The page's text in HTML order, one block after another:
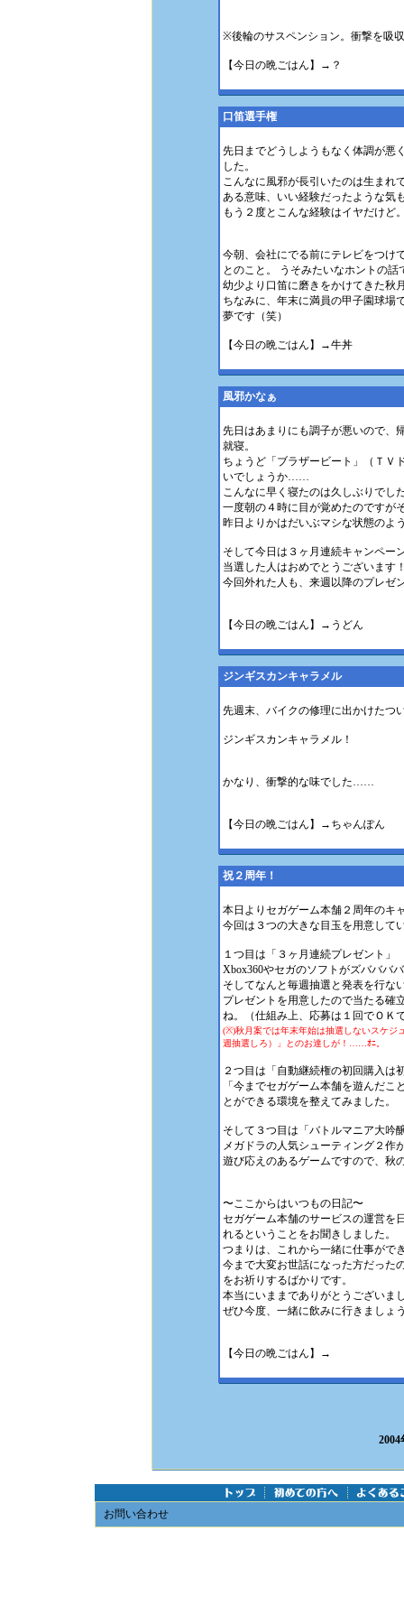
※後輪のサスペンション。衝撃を吸
【今日の晩ごはん】→？
口笛選手権
先日までどうしようもなく体調が悪
した。
こんなに風邪が長引いたのは生ま
ある意味、いい経験だったような気
もう２度とこんな経験はイヤだけど
今朝、会社にでる前にテレビをつけ
とのこと。 うそみたいなホントの話
幼少より口笛に磨きをかけてきた
ちなみに、年末に満員の甲子園球場
夢です（笑）
【今日の晩ごはん】→牛丼
風邪かなぁ
先日はあまりにも調子が悪いので、
就寝。
ちょうど「ブラザービート」（ＴＶ
いでしょうか……
こんなに早く寝たのは久しぶりでし
一度朝の４時に目が覚めたのですが
昨日よりかはだいぶマシな状態のよ
そして今日は３ヶ月連続キャンペー
当選した人はおめでとうございます
今回外れた人も、来週以降のプレゼ
【今日の晩ごはん】→うどん
ジンギスカンキャラメル
先週末、バイクの修理に出かけたつ
ジンギスカンキャラメル！
かなり、衝撃的な味でした……
【今日の晩ごはん】→ちゃんぽん
祝２周年！
本日よりセガゲーム本舗２周年のキ
今回は３つの大きな目玉を用意して
１つ目は「３ヶ月連続プレゼント」
Xbox360やセガのソフトがズバババ
そしてなんと毎週抽選と発表を行
プレゼントを用意したので当たる確
ね。（仕組み上、応募は１回でＯＫ
(※)秋月案では年末年始は抽選しないスケジ
週抽選しろ）」とのお達しが！……ｵﾆ。
２つ目は「自動継続権の初回購入は
「今までセガゲーム本舗を遊んだ
とができる環境を整えてみました。
そして３つ目は「バトルマニア大吟
メガドラの人気シューティング２作
遊び応えのあるゲームですので、秋
〜ここからはいつもの日記〜
セガゲーム本舗のサービスの運営を
れるということをお聞きしました。
つまりは、これから一緒に仕事がで
今まで大変お世話になった方だった
をお祈りするばかりです。
本当にいままでありがとうございま
ぜひ今度、一緒に飲みに行きまし
【今日の晩ごはん】→
2004
お問い合わせ